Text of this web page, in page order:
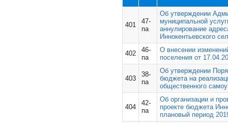
401
47-
па
Об утверждении
муниципальной
аннулирование
Иннокентьевского
402
46-
па
О внесении
поселения от
403
38-
па
Об утверждении
бюджета на
общественного
404
42-
па
Об организации и
проекте бюджета
плановый период